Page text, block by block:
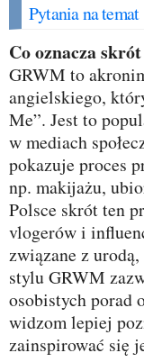
Pytania na temat
Co oznacza
GRWM to
angielskiego,
Me”. Jest to
w mediach
pokazuje proces
np. makijażu,
Polsce skrót ten
vlogerów i
związane z
stylu GRWM
osobistych porad
widzom lepiej
zainspirować się